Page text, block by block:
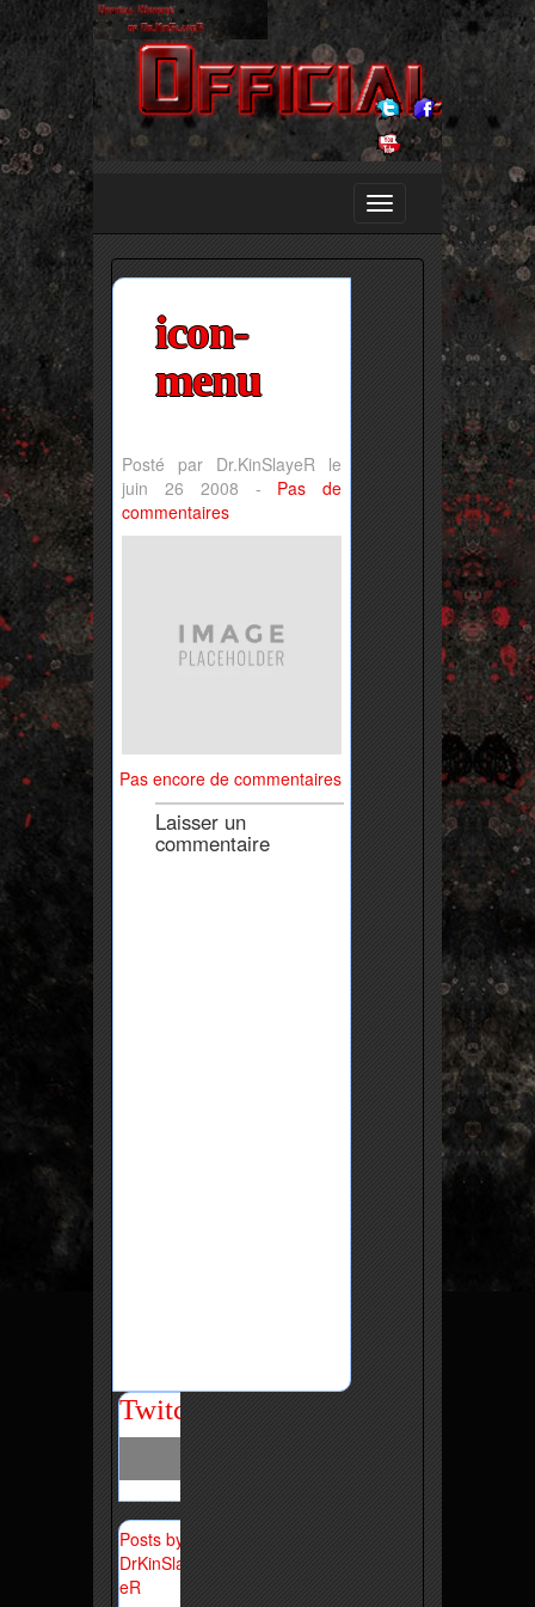
icon-
menu
Posté par Dr.KinSlayeR le
juin 26 2008 - Pas de
commentaires
Pas encore de commentaires
Laisser un
commentaire
Twitch
Posts by
DrKinSlay
eR